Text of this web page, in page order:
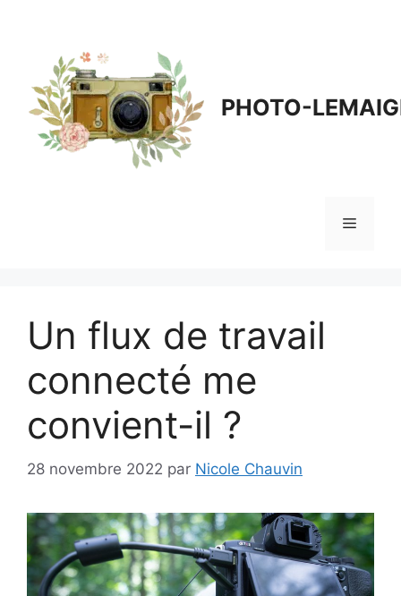
PHOTO-
Menu
Un flux de travail
connecté me
convient-il ?
28 novembre 2022 par Nicole Chauvin